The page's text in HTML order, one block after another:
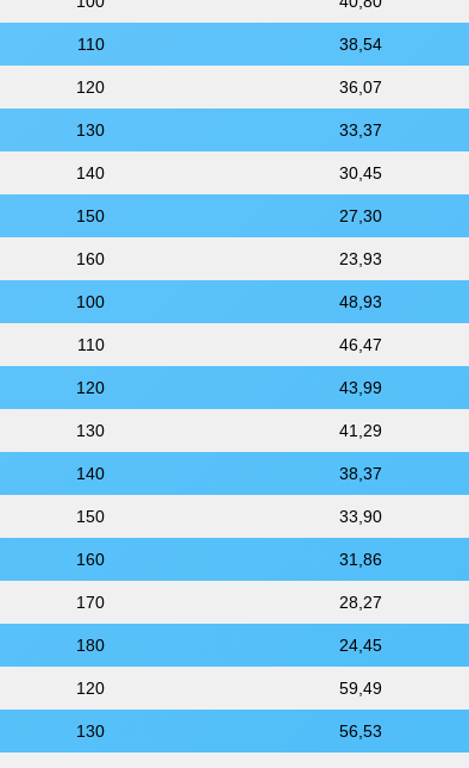
110 38,54
120 36,07
130 33,37
140 30,45
150 27,30
160 23,93
100 48,93
110 46,47
120 43,99
130 41,29
140 38,37
150 33,90
160 31,86
170 28,27
180 24,45
120 59,49
130 56,53